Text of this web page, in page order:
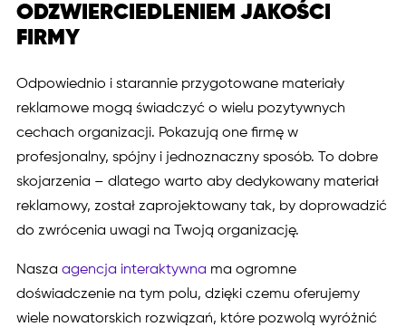
ODZWIERCIEDLENIEM JAKOŚCI
FIRMY
Odpowiednio i starannie przygotowane materiały
reklamowe mogą świadczyć o wielu pozytywnych
cechach organizacji. Pokazują one firmę w
profesjonalny, spójny i jednoznaczny sposób. To dobre
skojarzenia – dlatego warto aby dedykowany materiał
reklamowy, został zaprojektowany tak, by doprowadzić
do zwrócenia uwagi na Twoją organizację.
Nasza agencja interaktywna ma ogromne
doświadczenie na tym polu, dzięki czemu oferujemy
wiele nowatorskich rozwiązań, które pozwolą wyróżnić